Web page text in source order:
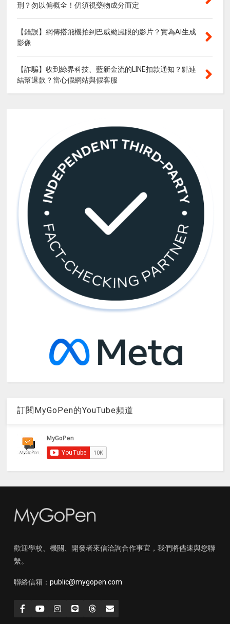
刑？勿以偏概全！仍須視藥物成分而定
【錯誤】網傳搭飛機拍到巴威颱風眼的影片？實為AI生成
影像
【詐騙】收到綠界科技、藍新金流的LINE扣款通知？點連
結幫退款？當心假網站與假客服
訂閱MyGoPen的YouTube頻道
歡迎學校、機關、開發者來信洽詢合作事宜，我們將儘速與您聯
繫。
聯絡信箱： public@mygopen.com